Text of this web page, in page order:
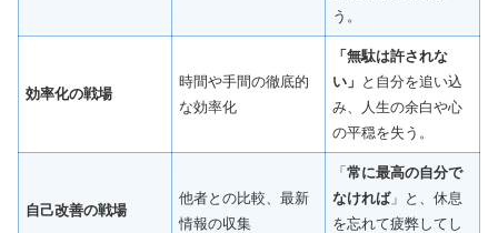
う。
効率化の戦場
時間や手間の徹底的
な効率化
「無駄は許されな
い」 と自分を追い込
み、人生の余白や心
の平穏を失う。
自己改善の戦場
他者との比較、最新
情報の収集
「常に最高の自分で
なければ」と、休息
を忘れて疲弊してし